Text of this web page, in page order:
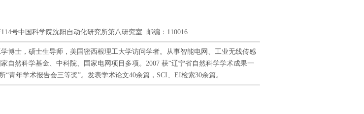
号中国科学院沈阳自动化研究所第八研究室 邮编：110016
博士，硕士生导师，美国密西根理工大学访问学者。从事智能电网、工业无线传感
自然科学基金、中科院、国家电网项目多项。2007 获“辽宁省自然科学学术成果一
“青年学术报告会三等奖”。发表学术论文40余篇，SCI、EI检索30余篇。